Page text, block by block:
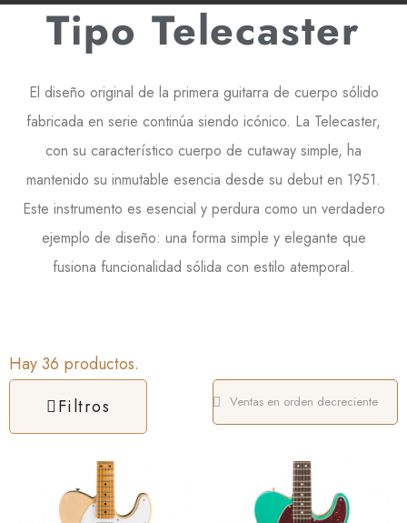
Tipo Telecaster
El diseño original de la primera guitarra de cuerpo sólido
fabricada en serie continúa siendo icónico. La Telecaster,
con su característico cuerpo de cutaway simple, ha
mantenido su inmutable esencia desde su debut en 1951.
Este instrumento es esencial y perdura como un verdadero
ejemplo de diseño: una forma simple y elegante que
fusiona funcionalidad sólida con estilo atemporal.
Hay 36 productos.
Filtros